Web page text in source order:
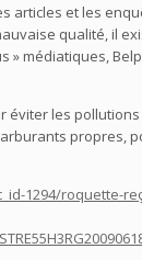
articles et les
qualité, il
médiatiques,
les
propres,
1294/roquette-